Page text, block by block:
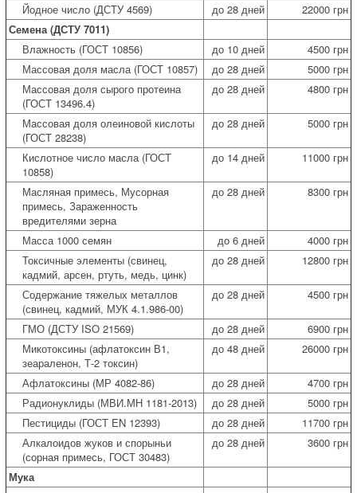
Йодное число (ДСТУ 4569) до 28 дней
22000 грн
Семена (ДСТУ 7011)
Влажность (ГОСТ 10856)
до 10 дней
4500 грн
Массовая доля масла (ГОСТ 10857)
до 28 дней
5000 грн
Массовая доля сырого протеина
(ГОСТ 13496.4)
до 28 дней 4800 грн
Массовая доля олеиновой кислоты
(ГОСТ 28238)
до 28 дней 5000 грн
Кислотное число масла (ГОСТ
10858)
до 14 дней 11000 грн
Масляная примесь, Мусорная
примесь, Зараженность
вредителями зерна
до 28 дней 8300 грн
Масса 1000 семян до 6 дней
4000 грн
Токсичные элементы (свинец,
кадмий, арсен, ртуть, медь, цинк)
до 28 дней 12800 грн
Содержание тяжелых металлов
(свинец, кадмий, МУК 4.1.986-00)
до 28 дней 4500 грн
ГМО (ДСТУ ISO 21569) до 28 дней
6900 грн
Микотоксины (афлатоксин В1,
зеараленон, Т-2 токсин)
до 48 дней 26000 грн
Афлатоксины (МР 4082-86) до 28 дней
4700 грн
Радионуклиды (МВИ.МН 1181-2013)
до 28 дней
5000 грн
Пестициды (ГОСТ EN 12393)
до 28 дней
11700 грн
Алкалоидов жуков и спорыньи
(сорная примесь, ГОСТ 30483)
до 28 дней 3600 грн
Мука